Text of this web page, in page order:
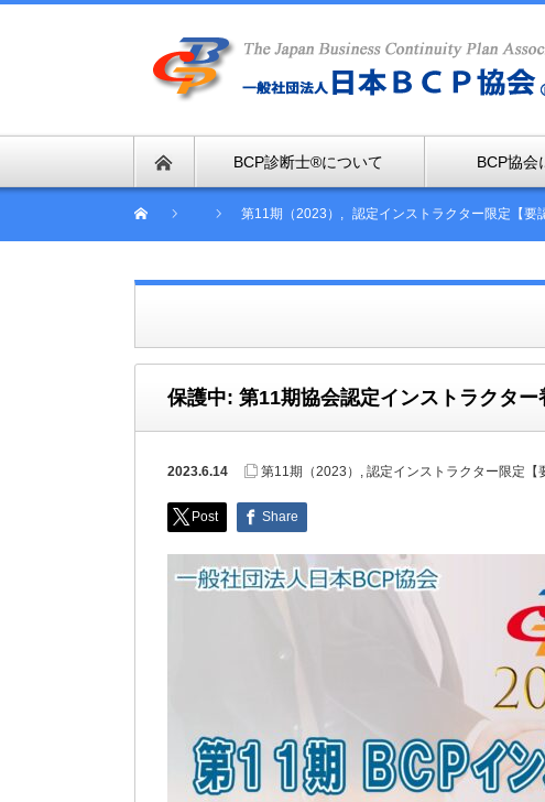
BCP診断士®について BCP協会
第11期（2023） , 認定インストラクター限定【要
保護中: 第11期協会認定インストラクター
2023.6.14 第11期（2023） , 認定インストラクター限定【
Post Share